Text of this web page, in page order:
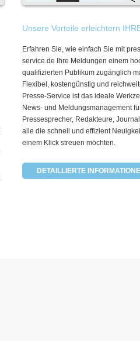
Unsere Vorteile erleichtern
Erfahren Sie, wie einfach Sie mit
service.de Ihre Meldungen einem
qualifizierten Publikum zugänglich
Flexibel, kostengünstig und
Presse-Service ist das ideale
News- und Meldungsmanagement
Pressesprecher, Redakteure,
alle die schnell und effizient
einem Klick streuen möchten.
DETAILLIERTE